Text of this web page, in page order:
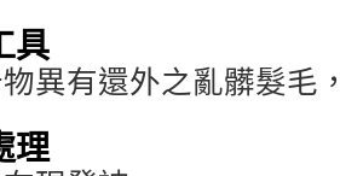
具
物異有還外之亂髒髮毛
理